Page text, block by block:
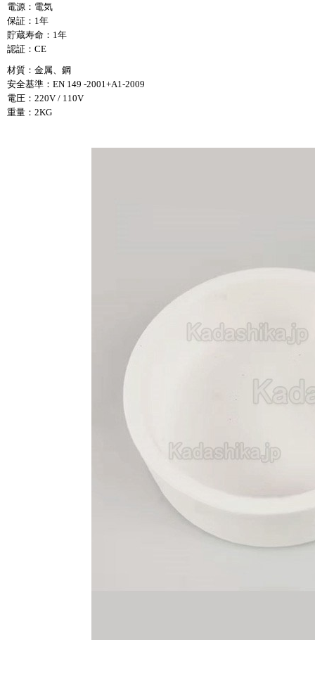
電源：電気
保証：1年
貯蔵寿命：1年
認証：CE
材質：金属、鋼
安全基準：EN 149 -2001+A1-2009
電圧：220V / 110V
重量：2KG